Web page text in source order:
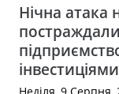
Нічна
інвестиціями
Неділя, 9 Серпня,